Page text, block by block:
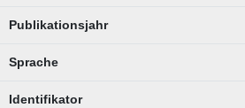
Publikationsjahr
Sprache
Identifikator